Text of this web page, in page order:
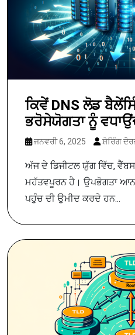
ਕਿਵੇਂ DNS ਲੋਡ
ਭਰੋਸੇਯੋਗਤਾ ਨੂੰ
ਜਨਵਰੀ 6, 2025 ਸ਼ੇਰਿੰਗ
ਅੱਜ ਦੇ ਡਿਜੀਟਲ ਯੁੱਗ ਵਿੱਚ,
ਮਹੱਤਵਪੂਰਨ ਹੈ। ਉਪਭੋਗਤਾ
ਪਹੁੰਚ ਦੀ ਉਮੀਦ ਕਰਦੇ ਹਨ...